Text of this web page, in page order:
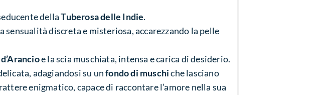
dellaTuberosa delle Indie.
sensualità discreta e misteriosa, accarezzando la pelle
e la scia muschiata, intensa e carica di desiderio.
adagiandosi su unfondo di muschiche lasciano
enigmatico, capace di raccontare l’amore nella sua